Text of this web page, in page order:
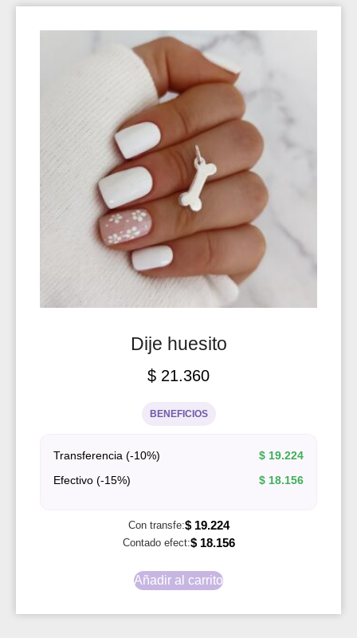
Dije huesito
$ 21.360
BENEFICIOS
Transferencia (-10%) $ 19.224
Efectivo (-15%)
$ 18.156
Con transfe:$19.224
Contado efect:$18.156
Añadir al carrito